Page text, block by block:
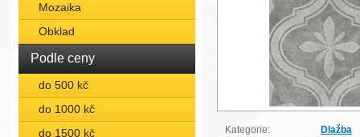
Mozaika
Obklad
Podle ceny
do 500 kč
do 1000 kč
do 1500 kč
Kategorie:
Dlažba